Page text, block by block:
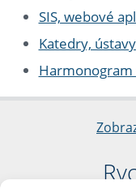
SIS, webové
Katedry,
Harmonogram